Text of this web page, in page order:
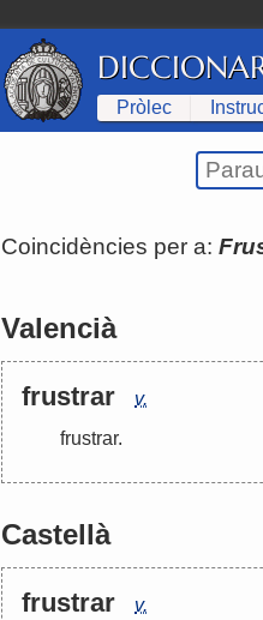
Pròlec
Coincidències per a:
Valencià
frustrar
v.
frustrar.
Castellà
frustrar
v.